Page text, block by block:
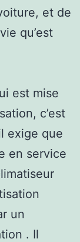
et de
qu’est
est mise
c’est
exige que
en service
un
. Il